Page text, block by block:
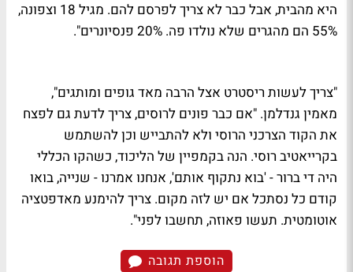
היא מהבית, אבל כבר לא צריך לפרסם להם. מגיל 18 וצפונה,
55% הם מהגרים שלא נולדו פה. 20% פנסיונרים".
"צריך לעשות ריסטרט אצל הרבה מאד גופים ומותגים",
מאמין גנדלמן. "אם כבר פונים לרוסים, צריך לדעת גם לפצח
את הקוד הצרכני הרוסי ולא להתבייש וכן להשתמש
בקרייאטיב רוסי. הנה בקמפיין של הליכוד, כשהקו הכללי
היה די ברור - 'בוא נתקוף אותם', אנחנו אמרנו - שנייה, בואו
קודם כל נסתכל אם יש לזה מקום. צריך להימנע מאדפטציה
אוטומטית. תעשו פאוזה, תחשבו לפני".
הוספת תגובה